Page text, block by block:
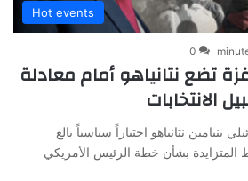
Hot events
0
تضع نتانياهو أمام معادلة
الانتخابات
بنيامين نتانياهو اختباراً سياسياً بالغ
بشأن خطة الرئيس الأمريكي